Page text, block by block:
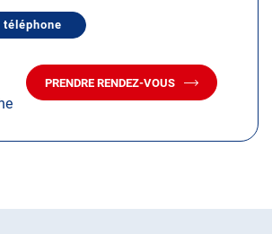
téléphone
AFFICHER
TÉLÉPHONE
HENDAYE
PRENDRE RENDEZ-VOUS
AVEC